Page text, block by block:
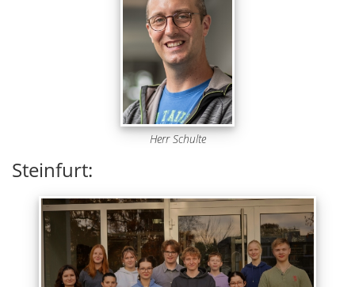
Herr Schulte
Steinfurt: